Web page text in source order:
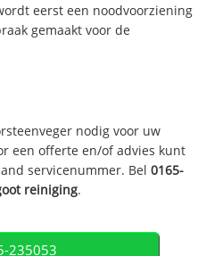
eerst een noodvoorziening
gemaakt voor de
nodig voor uw
een offerte en/of advies kunt
servicenummer. Bel0165-
reiniging.
235053